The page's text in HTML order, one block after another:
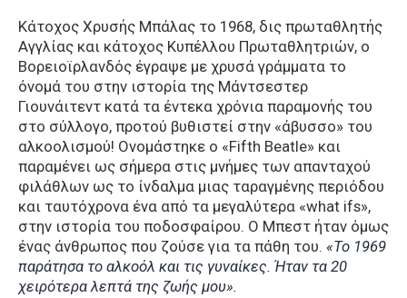
Κάτοχος Χρυσής Μπάλας το 1968, δις πρωταθλητής
Αγγλίας και κάτοχος Κυπέλλου Πρωταθλητριών, ο
Βορειοϊρλανδός έγραψε με χρυσά γράμματα το
όνομά του στην ιστορία της Μάντσεστερ
Γιουνάιτεντ κατά τα έντεκα χρόνια παραμονής του
στο σύλλογο, προτού βυθιστεί στην «άβυσσο» του
αλκοολισμού! Ονομάστηκε ο «Fifth Beatle» και
παραμένει ως σήμερα στις μνήμες των απανταχού
φιλάθλων ως το ίνδαλμα μιας ταραγμένης περιόδου
και ταυτόχρονα ένα από τα μεγαλύτερα «what ifs»,
στην ιστορία του ποδοσφαίρου. Ο Μπεστ ήταν όμως
ένας άνθρωπος που ζούσε για τα πάθη του. «Το 1969
παράτησα το αλκοόλ και τις γυναίκες. Ήταν τα 20
χειρότερα λεπτά της ζωής μου».